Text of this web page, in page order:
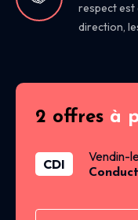
respect est
direction,
2 offres à
CDI Vendin-